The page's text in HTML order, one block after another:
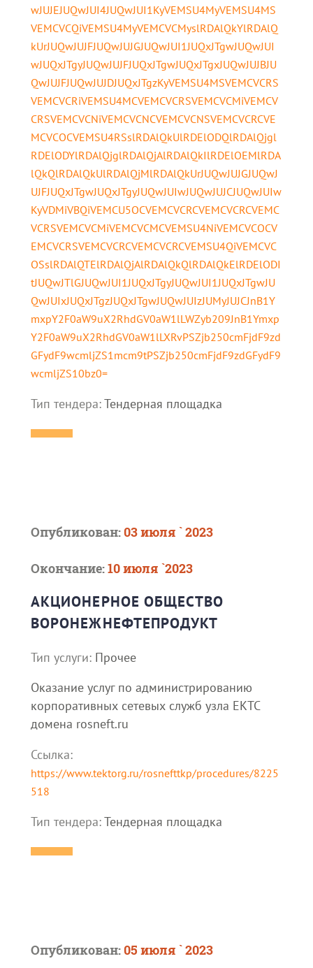
wJUJEJUQwJUI4JUQwJUI1KyVEMSU4MyVEMSU4MS
VEMCVCQiVEMSU4MyVEMCVCMyslRDAlQkYlRDAlQ
kUrJUQwJUJFJUQwJUJGJUQwJUI1JUQxJTgwJUQwJUI
wJUQxJTgyJUQwJUJFJUQxJTgwJUQxJTgxJUQwJUJBJU
QwJUJFJUQwJUJDJUQxJTgzKyVEMSU4MSVEMCVCRS
VEMCVCRiVEMSU4MCVEMCVCRSVEMCVCMiVEMCV
CRSVEMCVCNiVEMCVCNCVEMCVCNSVEMCVCRCVE
MCVCOCVEMSU4RSslRDAlQkUlRDElODQlRDAlQjgl
RDElODYlRDAlQjglRDAlQjAlRDAlQkIlRDElOEMlRDA
lQkQlRDAlQkUlRDAlQjMlRDAlQkUrJUQwJUJGJUQwJ
UJFJUQxJTgwJUQxJTgyJUQwJUIwJUQwJUJCJUQwJUIw
KyVDMiVBQiVEMCU5OCVEMCVCRCVEMCVCRCVEMC
VCRSVEMCVCMiVEMCVCMCVEMSU4NiVEMCVCOCV
EMCVCRSVEMCVCRCVEMCVCRCVEMSU4QiVEMCVC
OSslRDAlQTElRDAlQjAlRDAlQkQlRDAlQkElRDElODI
tJUQwJTlGJUQwJUI1JUQxJTgyJUQwJUI1JUQxJTgwJU
QwJUIxJUQxJTgzJUQxJTgwJUQwJUIzJUMyJUJCJnB1Y
mxpY2F0aW9uX2RhdGV0aW1lLWZyb209JnB1Ymxp
Y2F0aW9uX2RhdGV0aW1lLXRvPSZjb250cmFjdF9zd
GFydF9wcmljZS1mcm9tPSZjb250cmFjdF9zdGFydF9
wcmljZS10bz0=
Тип тендера:Тендерная площадка
Опубликован:03 июля ` 2023
Окончание:10 июля `2023
АКЦИОНЕРНОЕ ОБЩЕСТВО
ВОРОНЕЖНЕФТЕПРОДУКТ
Тип услуги: Прочее
Оказание услуг по администрированию
корпоративных сетевых служб узла ЕКТС
домена rosneft.ru
Ссылка:
https://www.tektorg.ru/rosnefttkp/procedures/8225
518
Тип тендера:Тендерная площадка
Опубликован:05 июля ` 2023